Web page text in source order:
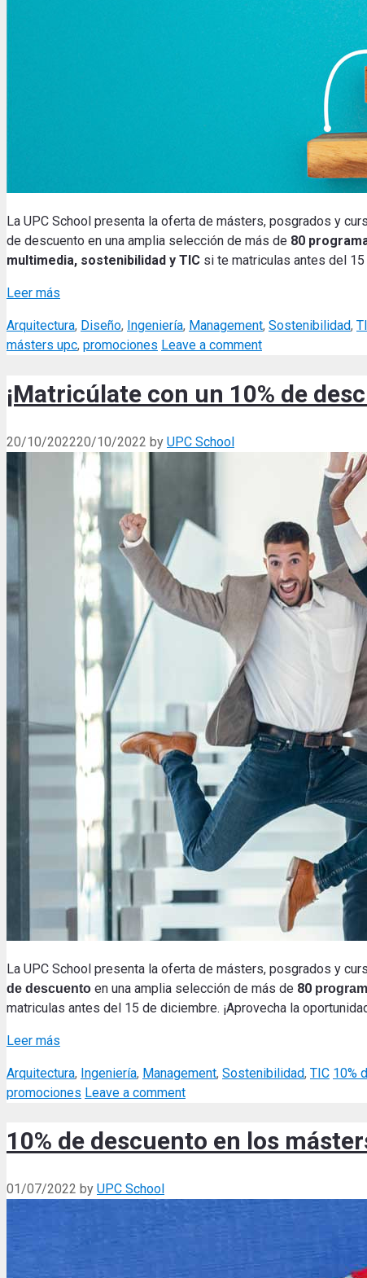
La UPC School presenta la oferta de másters, posgrados y
de descuento en una amplia selección de más de 80
multimedia, sostenibilidad y TIC si te matriculas antes del 15
Leer más
Categories
Arquitectura, Diseño, Ingeniería, Management, Sostenibilidad,
másters upc, promociones Leave a comment
¡Matricúlate con un 10% de
20/10/202220/10/2022 by UPC School
La UPC School presenta la oferta de másters, posgrados y
de descuento en una amplia selección de más de 80
matriculas antes del 15 de diciembre. ¡Aprovecha la
Leer más
Categories
Arquitectura, Ingeniería, Management, Sostenibilidad, TIC Tags
10%
promociones Leave a comment
10% de descuento en los
01/07/2022 by UPC School